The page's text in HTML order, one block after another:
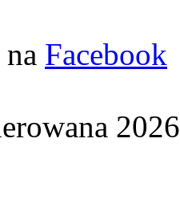
Facebook